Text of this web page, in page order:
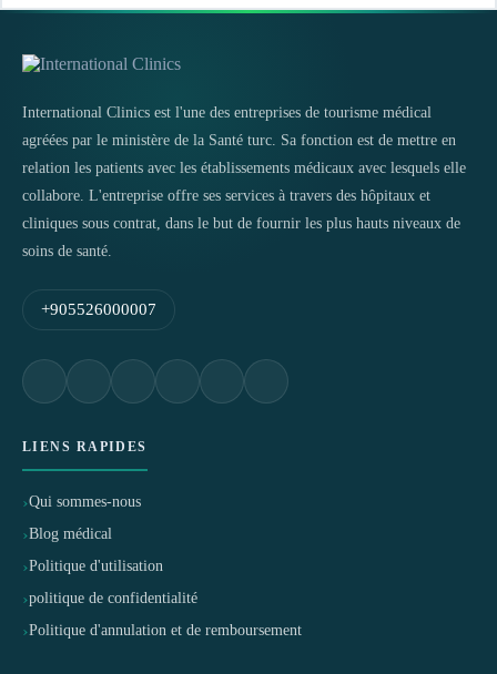
International Clinics est l'une des entreprises de tourisme médical
agréées par le ministère de la Santé turc. Sa fonction est de mettre en
relation les patients avec les établissements médicaux avec lesquels elle
collabore. L'entreprise offre ses services à travers des hôpitaux et
cliniques sous contrat, dans le but de fournir les plus hauts niveaux de
soins de santé.
+905526000007
LIENS RAPIDES
Qui sommes-nous
Blog médical
Politique d'utilisation
politique de confidentialité
Politique d'annulation et de remboursement